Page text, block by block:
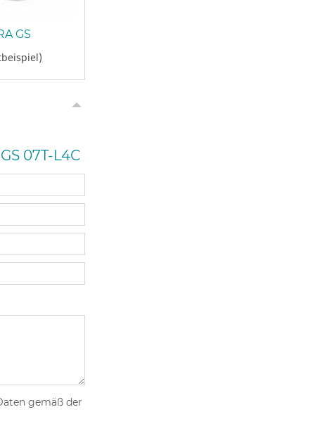
GS
07T-L4C
gemäß der